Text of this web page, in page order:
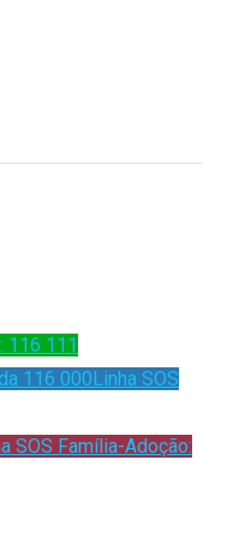
116 111
Linha SOS
SOS Família-Adoção: